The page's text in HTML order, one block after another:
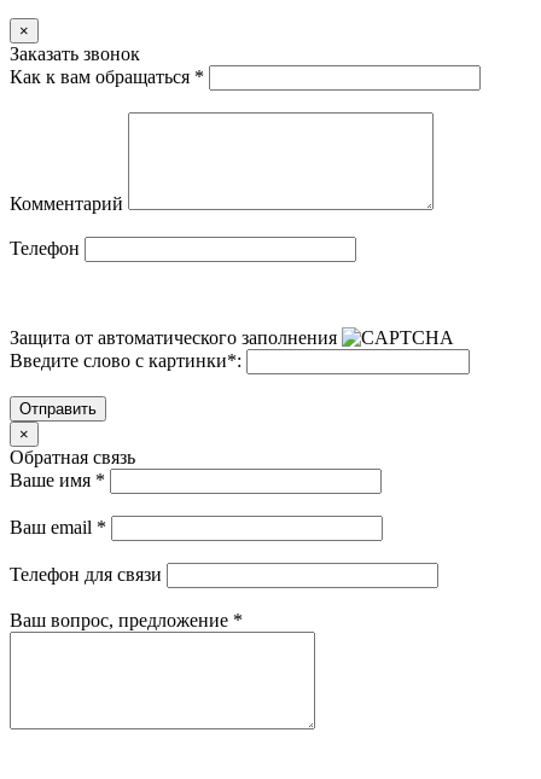
×
Заказать звонок
Как к вам обращаться *
Комментарий
Телефон
Защита от автоматического заполнения
Введите слово с картинки*:
Отправить
×
Обратная связь
Ваше имя *
Ваш email *
Телефон для связи
Ваш вопрос, предложение *